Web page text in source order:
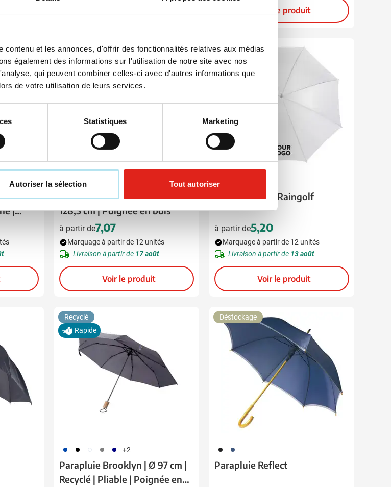
contenu et les annonces, d'offrir des fonctionnalités relatives aux médias
également des informations sur l'utilisation de notre site avec nos
qui peuvent combiner celles-ci avec d'autres informations que
de votre utilisation de leurs services.
Statistiques Marketing
Autoriser la sélection Tout autoriser
Voir le produit
| Ø
|
009
Parapluie de golf Rainbow | Ø
128,5 cm | Poignée en bois
à partir de7,07
Marquage à partir de 12 unités
Livraison à partir de 17 août
Voir le produit
Parapluie golf Raingolf
à partir de5,20
Rapide
Marquage à partir de 12 unités
Livraison à partir de 13 août
Voir le produit
023 001 002 003 005 +2
Parapluie Brooklyn | Ø 97 cm |
Recyclé | Pliable | Poignée en
Recyclé
Rapide
001 005
Parapluie Reflect
Déstockage